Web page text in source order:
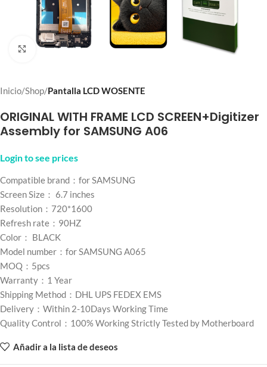
Click to enlarge
Inicio Shop Pantalla LCD WOSENTE
ORIGINAL WITH FRAME LCD SCREEN+Digitizer
Assembly for SAMSUNG A06
Login to see prices
Compatible brand：for SAMSUNG
Screen Size： 6.7 inches
Resolution：720*1600
Refresh rate：90HZ
Color： BLACK
Model number：for SAMSUNG A065
MOQ：5pcs
Warranty：1 Year
Shipping Method：DHL UPS FEDEX EMS
Delivery：Within 2-10Days Working Time
Quality Control：100% Working Strictly Tested by Motherboard
Añadir a la lista de deseos